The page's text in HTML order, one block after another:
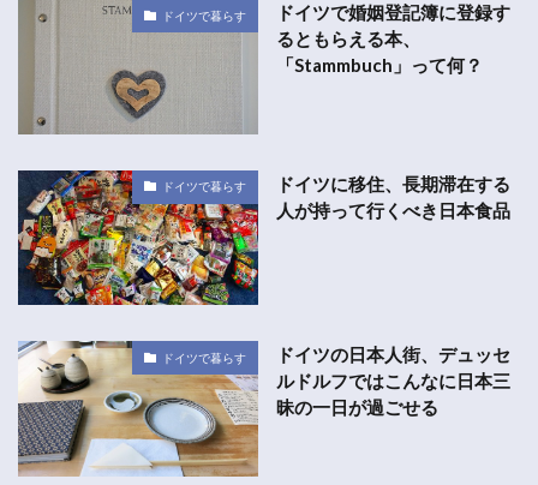
ドイツで暮らす
ドイツで婚姻登記簿に登録す
るともらえる本、
「Stammbuch」って何？
ドイツで暮らす
ドイツに移住、長期滞在する
人が持って行くべき日本食品
ドイツで暮らす
ドイツの日本人街、デュッセ
ルドルフではこんなに日本三
昧の一日が過ごせる